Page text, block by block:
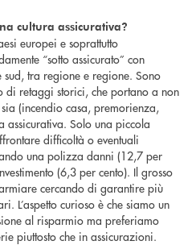
cultura assicurativa?
europei e soprattutto
“sotto assicurato” con
tra regione e regione. Sono
di retaggi storici, che portano a non
(incendio casa, premorienza,
assicurativa. Solo una piccola
difficoltà o eventuali
una polizza danni (12,7 per
(6,3 per cento). Il grosso
cercando di garantire più
L’aspetto curioso è che siamo un
al risparmio ma preferiamo
piuttosto che in assicurazioni.